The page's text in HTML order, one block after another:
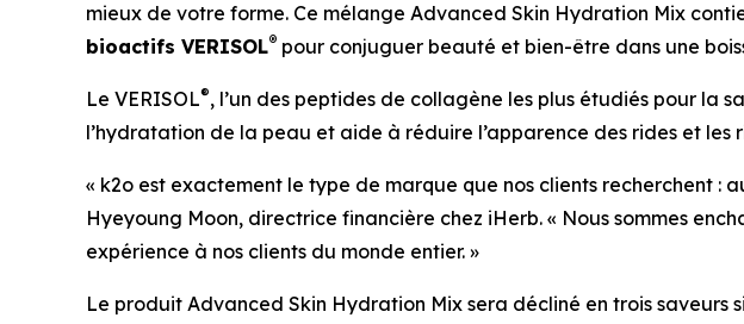
mieux de votre forme. Ce mélange Advanced Skin Hydration Mix
bioactifs VERISOL® pour conjuguer beauté et bien-être dans une
Le VERISOL®, l’un des peptides de collagène les plus étudiés pour la
l’hydratation de la peau et aide à réduire l’apparence des rides et les
« k2o est exactement le type de marque que nos clients recherchent :
Hyeyoung Moon, directrice financière chez iHerb. « Nous sommes
expérience à nos clients du monde entier. »
Le produit Advanced Skin Hydration Mix sera décliné en trois saveurs